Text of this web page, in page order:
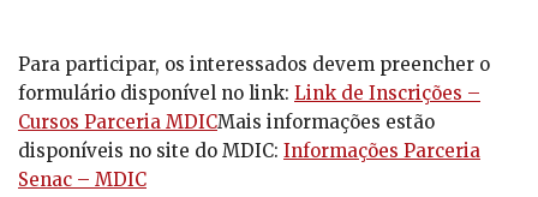
Para participar, os interessados devem preencher o
formulário disponível no link: Link de Inscrições –
Cursos Parceria MDICMais informações estão
disponíveis no site do MDIC: Informações Parceria
Senac – MDIC